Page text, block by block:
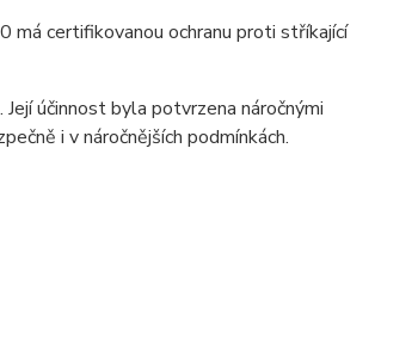
má certifikovanou ochranu proti stříkající
účinnost byla potvrzena náročnými
i v náročnějších podmínkách.